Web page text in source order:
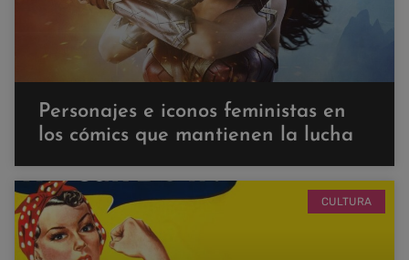
Personajes e iconos feministas en
los cómics que mantienen la lucha
CULTURA